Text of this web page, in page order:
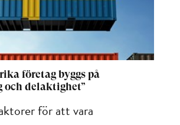
företag byggs på
och delaktighet”
för att vara